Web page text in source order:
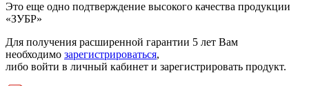
Это еще одно подтверждение высокого качества продукции
«ЗУБР»
Для получения расширенной гарантии 5 лет Вам
необходимо зарегистрироваться,
либо войти в личный кабинет и зарегистрировать продукт.